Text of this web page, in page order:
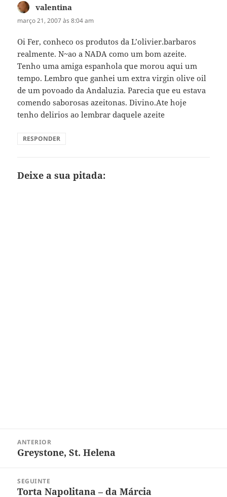
valentina
março 21, 2007 às 8:04 am
Oi Fer, conheco os produtos da L’olivier.barbaros
realmente. N~ao a NADA como um bom azeite.
Tenho uma amiga espanhola que morou aqui um
tempo. Lembro que ganhei um extra virgin olive oil
de um povoado da Andaluzia. Parecia que eu estava
comendo saborosas azeitonas. Divino.Ate hoje
tenho delirios ao lembrar daquele azeite
RESPONDER
Deixe a sua pitada:
ANTERIOR
Post
Greystone, St. Helena
SEGUINTE
Próximo
Torta Napolitana – da Márcia